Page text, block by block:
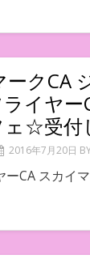
ークCA
イヤー
ェ☆受
2016年7月20日
ーCA スカイ